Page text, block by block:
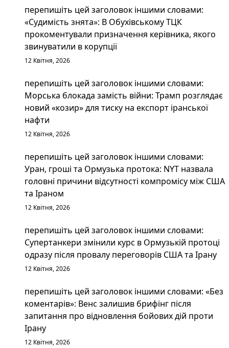
перепишіть цей заголовок іншими словами:
«Судимість знята»: В Обухівському ТЦК
прокоментували призначення керівника, якого
звинуватили в корупції
12 Квітня, 2026
перепишіть цей заголовок іншими словами:
Морська блокада замість війни: Трамп розглядає
новий «козир» для тиску на експорт іранської
нафти
12 Квітня, 2026
перепишіть цей заголовок іншими словами:
Уран, гроші та Ормузька протока: NYT назвала
головні причини відсутності компромісу між США
та Іраном
12 Квітня, 2026
перепишіть цей заголовок іншими словами:
Супертанкери змінили курс в Ормузькій протоці
одразу після провалу переговорів США та Ірану
12 Квітня, 2026
перепишіть цей заголовок іншими словами: «Без
коментарів»: Венс залишив брифінг після
запитання про відновлення бойових дій проти
Ірану
12 Квітня, 2026